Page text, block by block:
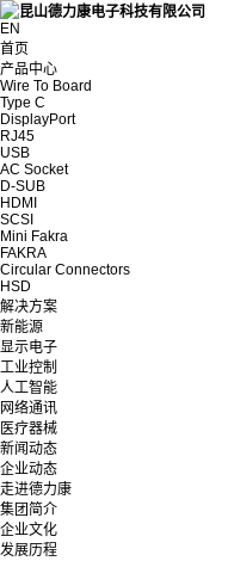
EN
首页
产品中心
Wire To Board
Type C
DisplayPort
RJ45
USB
AC Socket
D-SUB
HDMI
SCSI
Mini Fakra
FAKRA
Circular Connectors
HSD
解决方案
新能源
显示电子
工业控制
人工智能
网络通讯
医疗器械
新闻动态
企业动态
走进德力康
集团简介
企业文化
发展历程